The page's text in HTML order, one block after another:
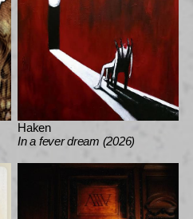
Haken
In a fever dream (2026)